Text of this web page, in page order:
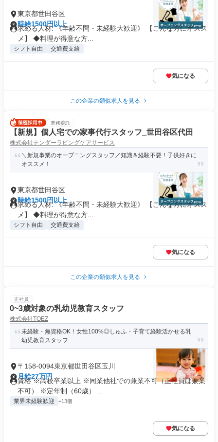
東京都世田谷区
時給1500円以上
求める人材: 《年齢不問・未経験大歓迎》 【こんな方にオスス
メ】 ◆料理が得意な方...
シフト自由 交通費支給
気になる
この企業の類似求人を見る
業務委託
【新規】個人宅での家事代行スタッフ_世田谷区代田
株式会社テンダーラビングケアサービス
＼新規事業のオープニングスタッフ／知識＆経験不要！子供好きに
オススメ！
東京都世田谷区
時給1500円以上
求める人材: 《年齢不問・未経験大歓迎》 【こんな方にオスス
メ】 ◆料理が得意な方...
シフト自由 交通費支給
気になる
この企業の類似求人を見る
正社員
0~3歳対象の乳幼児教育スタッフ
株式会社TOEZ
未経験・無資格OK！女性100%◎しゅふ・子育て経験活かせる乳
幼児教育スタッフ
〒158-0094東京都世田谷区玉川
月給27万円
資格 ※高校卒業以上 ※同業他社での兼業不可（正社員は兼業
不可） ※定年制（60歳） ...
業界未経験歓迎 +13個
気になる